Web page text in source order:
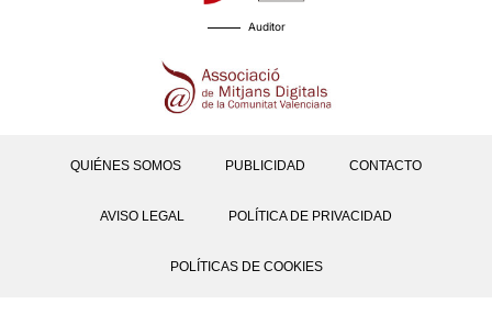
Auditor
QUIÉNES SOMOS PUBLICIDAD CONTACTO
AVISO LEGAL POLÍTICA DE PRIVACIDAD
POLÍTICAS DE COOKIES